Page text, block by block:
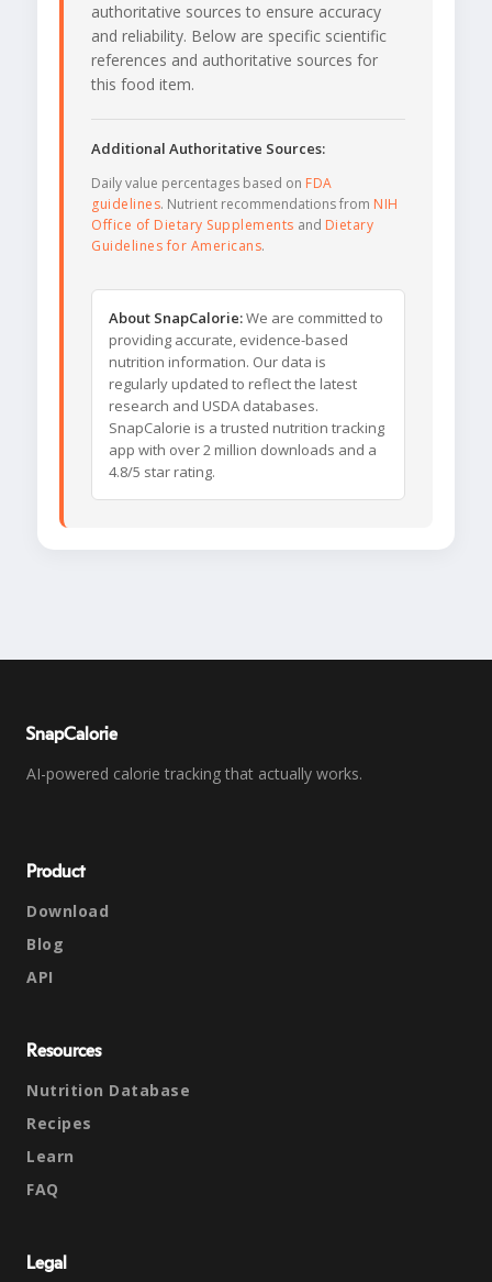
authoritative sources to ensure accuracy
and reliability. Below are specific scientific
references and authoritative sources for
this food item.
Additional Authoritative Sources:
Daily value percentages based on FDA
guidelines. Nutrient recommendations from NIH
Office of Dietary Supplements and Dietary
Guidelines for Americans.
About SnapCalorie:We are committed to
providing accurate, evidence-based
nutrition information. Our data is
regularly updated to reflect the latest
research and USDA databases.
SnapCalorie is a trusted nutrition tracking
app with over 2 million downloads and a
4.8/5 star rating.
SnapCalorie
AI-powered calorie tracking that actually works.
Product
Download
Blog
API
Resources
Nutrition Database
Recipes
Learn
FAQ
Legal